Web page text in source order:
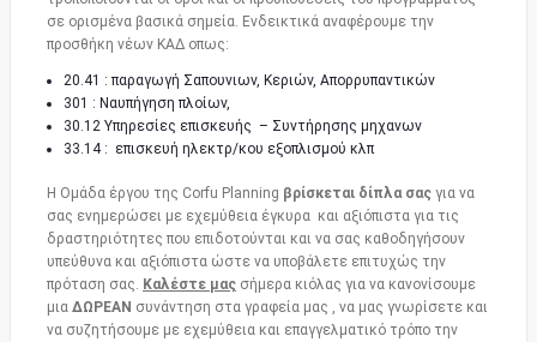
σε ορισμένα βασικά σημεία. Ενδεικτικά αναφέρουμε την
προσθήκη νέων ΚΑΔ οπως:
20.41 : παραγωγή Σαπουνιων, Κεριών, Απορρυπαντικών
301 : Ναυπήγηση πλοίων,
30.12 Υπηρεσίες επισκευής – Συντήρησης μηχανων
33.14 : επισκευή ηλεκτρ/κου εξοπλισμού κλπ
Η Ομάδα έργου της Corfu Planning βρίσκεται δίπλα σας για να
σας ενημερώσει με εχεμύθεια έγκυρα και αξιόπιστα για τις
δραστηριότητες που επιδοτούνται και να σας καθοδηγήσουν
υπεύθυνα και αξιόπιστα ώστε να υποβάλετε επιτυχώς την
πρόταση σας. Καλέστε μας σήμερα κιόλας για να κανονίσουμε
μια ΔΩΡΕΑΝ συνάντηση στα γραφεία μας , να μας γνωρίσετε και
να συζητήσουμε με εχεμύθεια και επαγγελματικό τρόπο την